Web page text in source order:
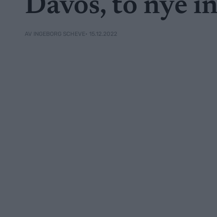
Davos, to nye
AV INGEBORG SCHEVE• 15.12.2022